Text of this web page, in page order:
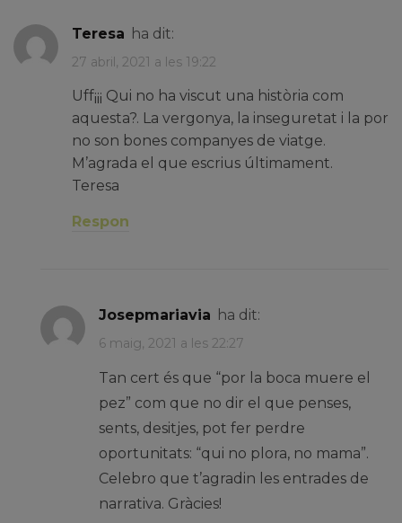
Teresa ha dit:
27 abril, 2021 a les 19:22
Uff¡¡¡ Qui no ha viscut una història com
aquesta?. La vergonya, la inseguretat i la por
no son bones companyes de viatge.
M’agrada el que escrius últimament.
Teresa
Respon
josepmariavia ha dit:
6 maig, 2021 a les 22:27
Tan cert és que “por la boca muere el
pez” com que no dir el que penses,
sents, desitjes, pot fer perdre
oportunitats: “qui no plora, no mama”.
Celebro que t’agradin les entrades de
narrativa. Gràcies!